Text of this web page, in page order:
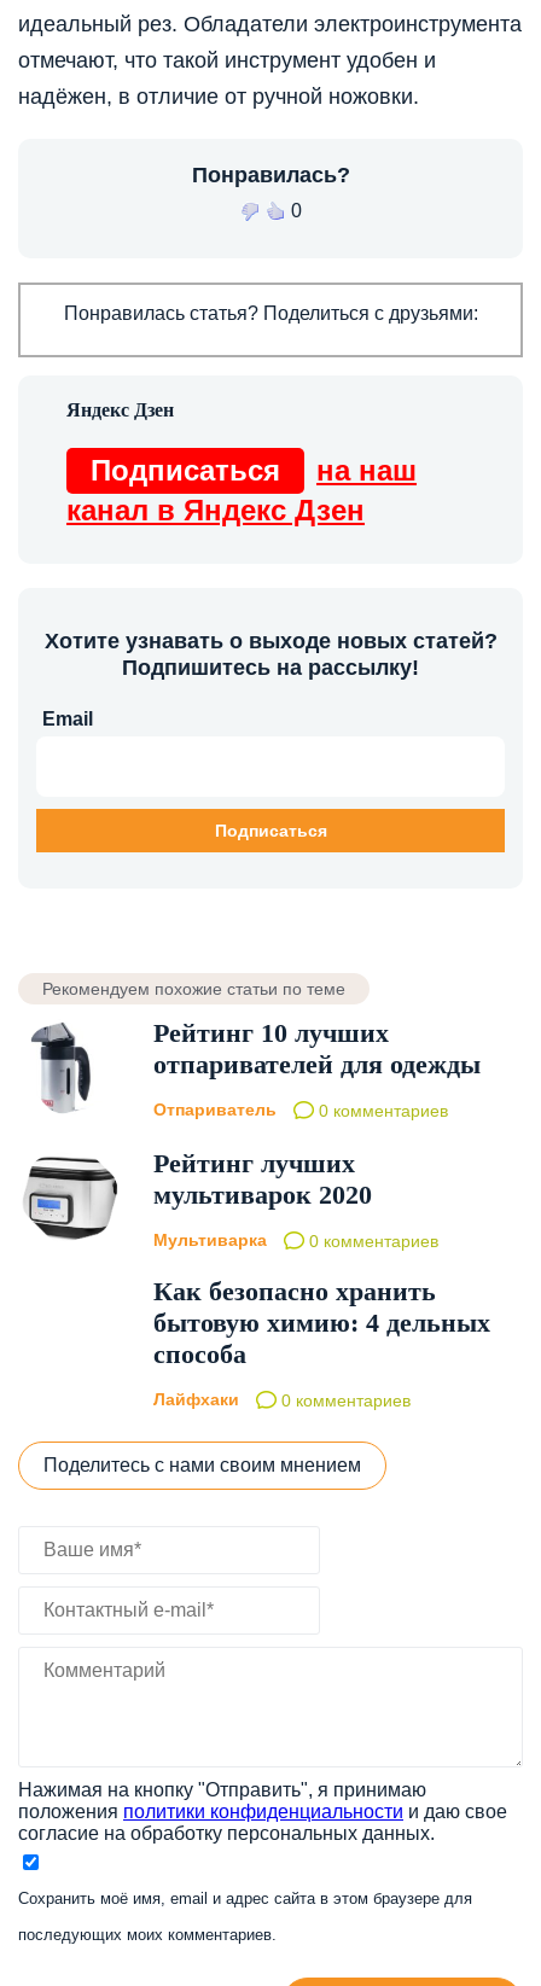
идеальный рез. Обладатели электроинструмента
отмечают, что такой инструмент удобен и
надёжен, в отличие от ручной ножовки.
Понравилась?
0
Понравилась статья? Поделиться с друзьями:
Подписаться
на наш
канал в Яндекс Дзен
Хотите узнавать о выходе новых статей?
Подпишитесь на рассылку!
Email
Рекомендуем похожие статьи по теме
Рейтинг 10 лучших
отпаривателей для одежды
Отпариватель 0 комментариев
Рейтинг лучших
мультиварок 2020
Мультиварка 0 комментариев
Как безопасно хранить
бытовую химию: 4 дельных
способа
Лайфхаки 0 комментариев
Поделитесь с нами своим мнением
Нажимая на кнопку "Отправить", я принимаю
положения политики конфиденциальности и даю свое
согласие на обработку персональных данных.
Сохранить моё имя, email и адрес сайта в этом браузере для
последующих моих комментариев.